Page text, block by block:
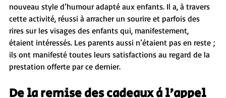
nouveau style d’humour adapté aux enfants. Il a, à travers
cette activité, réussi à arracher un sourire et parfois des
rires sur les visages des enfants qui, manifestement,
étaient intéressés. Les parents aussi n’étaient pas en reste ;
ils ont manifesté toutes leurs satisfactions au regard de la
prestation offerte par ce dernier.
De la remise des cadeaux à l'appel